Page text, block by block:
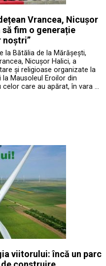
Vrancea, Nicușor
fim o generație
noștri”
la Bătălia de la Mărășești,
Nicușor Halici, a
și religioase organizate la
Mausoleul Eroilor din
celor care au apărat, în vara …
viitorului: încă un parc